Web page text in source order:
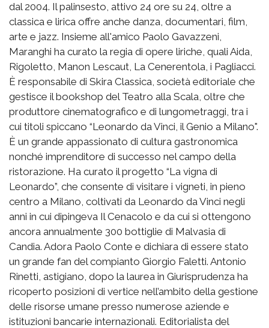
dal 2004. Il palinsesto, attivo 24 ore su 24, oltre a
classica e lirica offre anche danza, documentari, film,
arte e jazz. Insieme all'amico Paolo Gavazzeni,
Maranghi ha curato la regia di opere liriche, quali Aida,
Rigoletto, Manon Lescaut, La Cenerentola, i Pagliacci.
È responsabile di Skira Classica, società editoriale che
gestisce il bookshop del Teatro alla Scala, oltre che
produttore cinematografico e di lungometraggi, tra i
cui titoli spiccano “Leonardo da Vinci, il Genio a Milano".
È un grande appassionato di cultura gastronomica
nonché imprenditore di successo nel campo della
ristorazione. Ha curato il progetto “La vigna di
Leonardo”, che consente di visitare i vigneti, in pieno
centro a Milano, coltivati da Leonardo da Vinci negli
anni in cui dipingeva Il Cenacolo e da cui si ottengono
ancora annualmente 300 bottiglie di Malvasia di
Candia. Adora Paolo Conte e dichiara di essere stato
un grande fan del compianto Giorgio Faletti. Antonio
Rinetti, astigiano, dopo la laurea in Giurisprudenza ha
ricoperto posizioni di vertice nell’ambito della gestione
delle risorse umane presso numerose aziende e
istituzioni bancarie internazionali. Editorialista del